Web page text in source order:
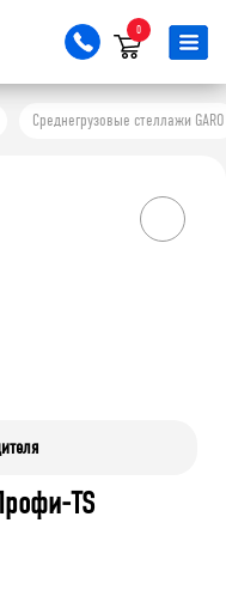
0
Среднегрузовые стеллажи GARO
TS